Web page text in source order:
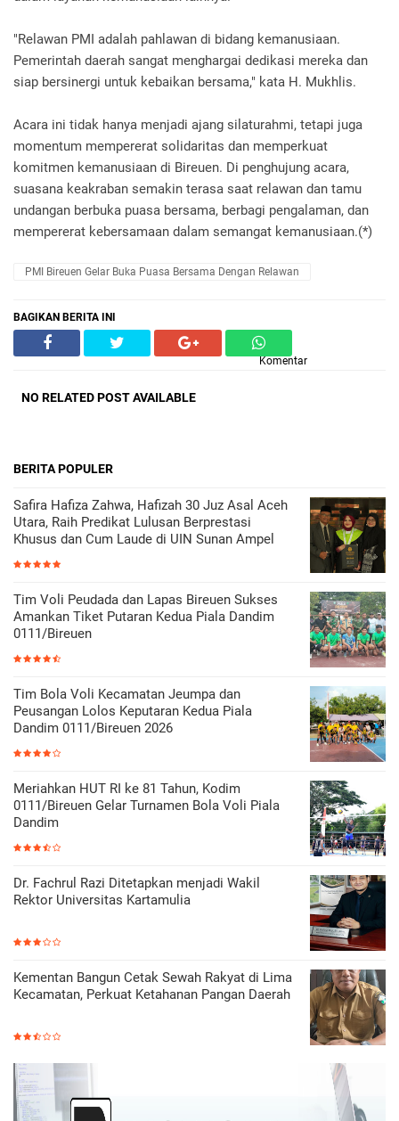
"Relawan PMI adalah pahlawan di bidang kemanusiaan.
Pemerintah daerah sangat menghargai dedikasi mereka dan
siap bersinergi untuk kebaikan bersama," kata H. Mukhlis.
Acara ini tidak hanya menjadi ajang silaturahmi, tetapi juga
momentum mempererat solidaritas dan memperkuat
komitmen kemanusiaan di Bireuen. Di penghujung acara,
suasana keakraban semakin terasa saat relawan dan tamu
undangan berbuka puasa bersama, berbagi pengalaman, dan
mempererat kebersamaan dalam semangat kemanusiaan.(*)
PMI Bireuen Gelar Buka Puasa Bersama Dengan Relawan
BAGIKAN BERITA INI
Komentar
NO RELATED POST AVAILABLE
BERITA POPULER
Safira Hafiza Zahwa, Hafizah 30 Juz Asal Aceh
Utara, Raih Predikat Lulusan Berprestasi
Khusus dan Cum Laude di UIN Sunan Ampel
Tim Voli Peudada dan Lapas Bireuen Sukses
Amankan Tiket Putaran Kedua Piala Dandim
0111/Bireuen
Tim Bola Voli Kecamatan Jeumpa dan
Peusangan Lolos Keputaran Kedua Piala
Dandim 0111/Bireuen 2026
Meriahkan HUT RI ke 81 Tahun, Kodim
0111/Bireuen Gelar Turnamen Bola Voli Piala
Dandim
Dr. Fachrul Razi Ditetapkan menjadi Wakil
Rektor Universitas Kartamulia
Kementan Bangun Cetak Sewah Rakyat di Lima
Kecamatan, Perkuat Ketahanan Pangan Daerah